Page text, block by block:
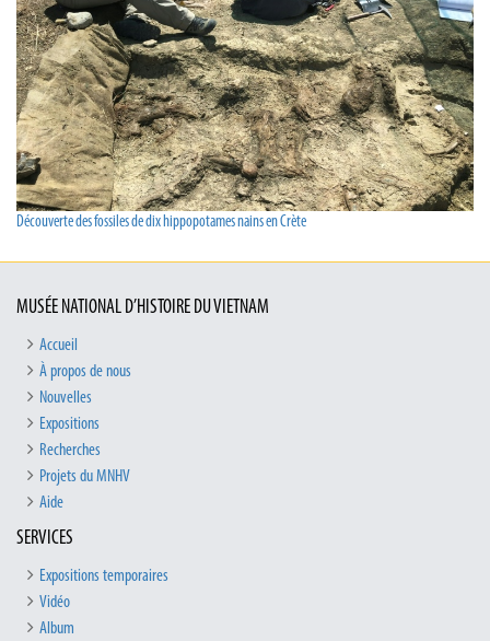
Découverte des fossiles de dix hippopotames nains en Crète
MUSÉE NATIONAL D’HISTOIRE DU VIETNAM
Accueil
À propos de nous
Nouvelles
Expositions
Recherches
Projets du MNHV
Aide
SERVICES
Expositions temporaires
Vidéo
Album